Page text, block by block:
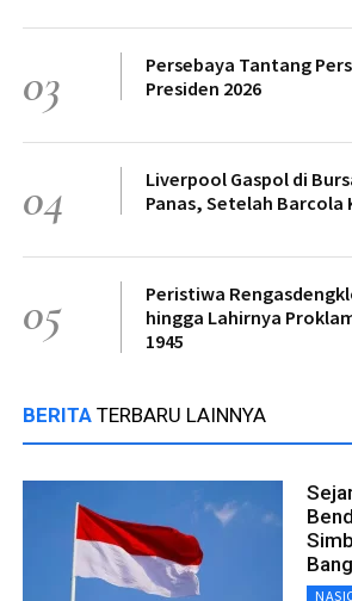
03
Persebaya Tantang
Presiden 2026
04
Liverpool Gaspol di
Panas, Setelah Barcola
05
Peristiwa
hingga Lahirnya
1945
BERITA TERBARU LAINNYA